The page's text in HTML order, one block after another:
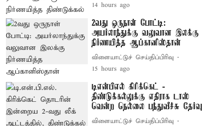
14 hours ago
2வது ஒருநாள் போட்டி:
அயர்லாந்துக்கு வலுவான இலக்கு
நிர்ணயித்த ஆப்கானிஸ்தான்
விளையாட்டுச் செய்திப்பிரிவு
15 hours ago
டிஎன்பிஎல் கிரிக்கெட் -
திண்டுக்கல்லுக்கு எதிராக டாஸ்
வென்ற நெல்லை பந்துவீச்சு தேர்வு
விளையாட்டுச் செய்திப்பிரிவு